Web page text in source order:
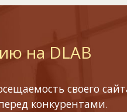
на DLAB
своего
конкурентами.